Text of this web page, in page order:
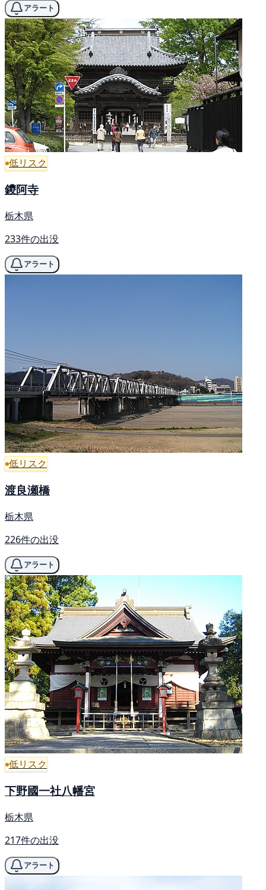
アラート
低リスク
鑁阿寺
栃木県
233件の出没
アラート
低リスク
渡良瀬橋
栃木県
226件の出没
アラート
低リスク
下野國一社八幡宮
栃木県
217件の出没
アラート